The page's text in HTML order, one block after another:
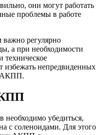
они могут работать
проблемы в работе
важно регулярно
а при необходимости
техническое
избежать непредвиденных
АКПП.
необходимо убедиться,
с соленоидами. Для этого